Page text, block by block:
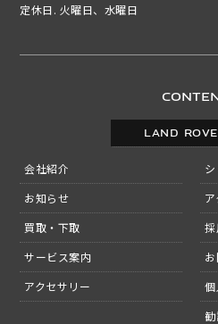
LAND
会社紹介
お知らせ
買取・下取
サービス案内
アクセサリー
定休日. 火曜日、水曜日